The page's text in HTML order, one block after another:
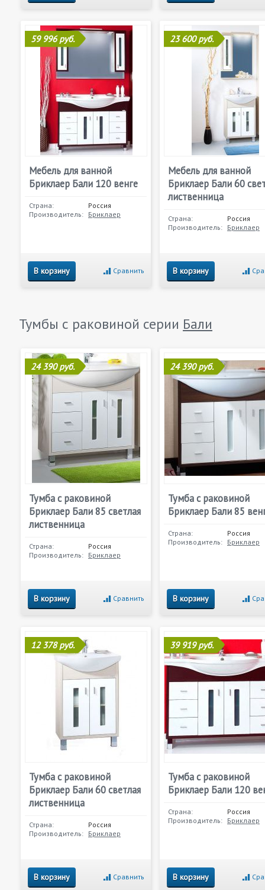
59 996 руб.
Мебель для ванной
Бриклаер Бали 120 венге
Страна:
Россия
Производитель: Бриклаер
В корзину Сравнить
23 600 руб.
Мебель для ванной
Бриклаер Бали 60
лиственница
Страна:
Россия
Производитель: Бриклаер
В корзину
Тумбы с раковиной серии Бали
24 390 руб.
Тумба с раковиной
Бриклаер Бали 85 светлая
лиственница
Страна:
Россия
Производитель: Бриклаер
В корзину Сравнить
24 390 руб.
Тумба с раковиной
Бриклаер Бали 85
Страна:
Россия
Производитель: Бриклаер
В корзину
12 378 руб.
Тумба с раковиной
Бриклаер Бали 60 светлая
лиственница
Страна:
Россия
Производитель: Бриклаер
В корзину Сравнить
39 919 руб.
Тумба с раковиной
Бриклаер Бали 120
Страна:
Россия
Производитель: Бриклаер
В корзину